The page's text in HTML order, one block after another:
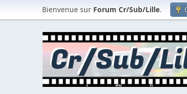
Bienvenue sur Forum Cr/Sub/Lille.